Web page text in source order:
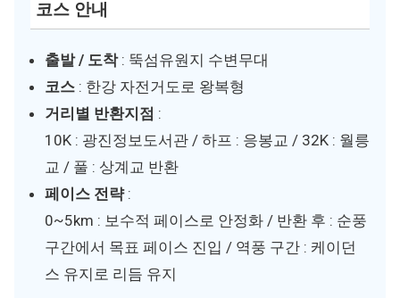
코스 안내
출발 / 도착: 뚝섬유원지 수변무대
코스 : 한강 자전거도로 왕복형
거리별 반환지점 :
10K : 광진정보도서관 / 하프 : 응봉교 / 32K : 월릉
교 / 풀 : 상계교 반환
페이스 전략:
0~5km : 보수적 페이스로 안정화 / 반환 후 : 순풍
구간에서 목표 페이스 진입 / 역풍 구간 : 케이던
스 유지로 리듬 유지